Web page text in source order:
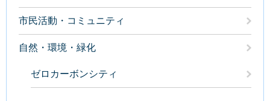
市民活動・コミュニティ
自然・環境・緑化
ゼロカーボンシティ